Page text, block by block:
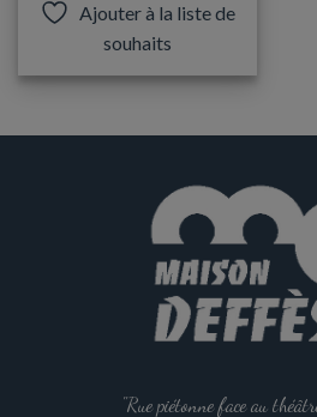
a
plusieurs
variations.
choisies
sur
page
produit
Ajouter à la liste de
souhaits
"Rue piétonne face au